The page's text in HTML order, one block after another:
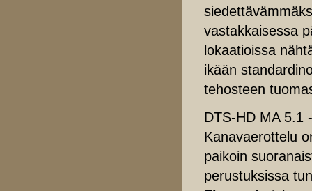
vastakkaisessa
lokaatioissa
ikään
tehosteen
DTS-HD MA 5.1
Kanavaerottelu
paikoin
perustuksissa